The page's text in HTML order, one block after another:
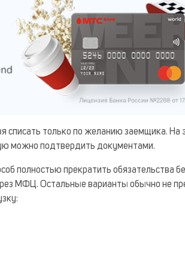
списать только по желанию заемщика.
можно подтвердить документами.
полностью прекратить обязательства
МФЦ. Остальные варианты обычно не